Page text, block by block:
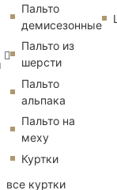
Пальто
демисезонные
Пальто из
шерсти
Пальто
альпака
Пальто на
меху
Куртки
все куртки